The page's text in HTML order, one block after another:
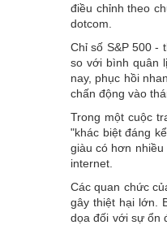
điều chỉnh theo
dotcom.
Chỉ số S&P 500 -
so với bình quân
nay, phục hồi
chấn động vào
Trong một cuộc
"khác biệt đáng
giàu có hơn
internet.
Các quan chức
gây thiệt hại lớn.
dọa đối với sự ổn